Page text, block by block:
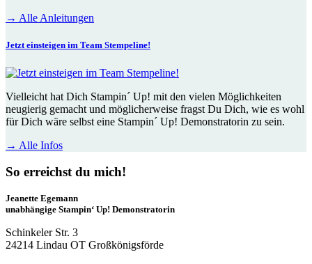
→ Alle Anleitungen
Jetzt einsteigen im Team Stempeline!
Vielleicht hat Dich Stampin´ Up! mit den vielen Möglichkeiten
neugierig gemacht und möglicherweise fragst Du Dich, wie es wohl
für Dich wäre selbst eine Stampin´ Up! Demonstratorin zu sein.
→ Alle Infos
So erreichst du mich!
Jeanette Egemann
unabhängige Stampin‘ Up! Demonstratorin
Schinkeler Str. 3
24214 Lindau OT Großkönigsförde